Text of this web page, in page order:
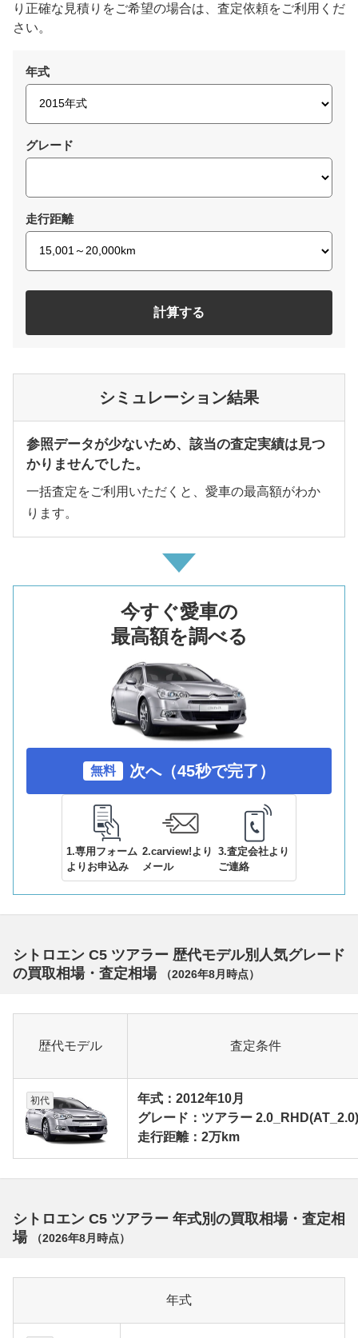
り正確な見積りをご希望の場合は、査定依頼をご利用くだ
さい。
年式
グレード
走行距離
計算する
シミュレーション結果
参照データが少ないため、該当の査定実績は見つ
かりませんでした。
一括査定をご利用いただくと、愛車の最高額がわか
ります。
今すぐ愛車の
最高額を調べる
無料 次へ（45秒で完了）
1.専用フォーム
よりお申込み
2.carview!より
メール
3.査定会社より
ご連絡
シトロエン C5 ツアラー 歴代モデル別人気グレード
の買取相場・査定相場
（2026年8月 時点）
歴代モデル 査定条件
初代
年式：2012年10月
グレード：ツアラー 2.0_RHD(AT_2.0)
走行距離：2万km
シトロエン C5 ツアラー 年式別の買取相場・査定相
場
（2026年8月 時点）
年式